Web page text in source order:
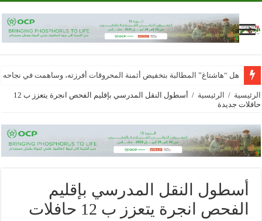
هل “هاشتاغ” المطالبة بتخفيض أثمنة المحروقات أفرزته، وساهمت في
الرئيسية / الرئيسية /
أسطول النقل المدرسي بإقليم الفحص انجرة يتعزز ب 12
حافلات جديدة
أسطول النقل المدرسي بإقليم
الفحص انجرة يتعزز ب 12 حافلات